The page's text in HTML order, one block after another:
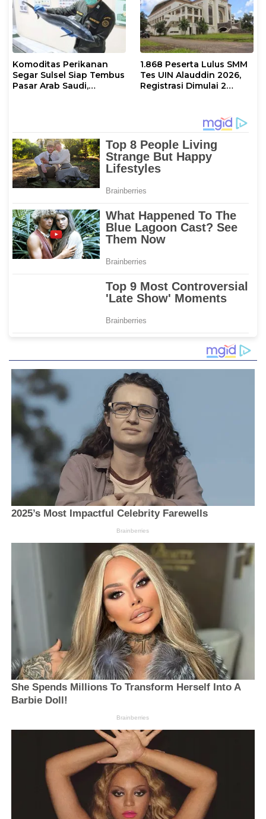
Komoditas Perikanan
Segar Sulsel Siap Tembus
Pasar Arab Saudi,
1.868 Peserta Lulus SMM
Tes UIN Alauddin 2026,
Registrasi Dimulai 2